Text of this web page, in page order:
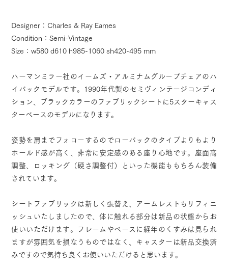
Designer：Charles & Ray Eames
Condition：Semi-Vintage
Size：w580 d610 h985-1060 sh420-495 mm
ハーマンミラー社のイームズ・アルミナムグループチェアのハ
イバックモデルです。1990年代製のセミヴィンテージコンディ
ション、ブラックカラーのファブリックシートに5スターキャス
ターベースのモデルになります。
姿勢を肩までフォローするのでローバックのタイプよりもより
ホールド感が高く、非常に安定感のある座り心地です。座面高
調整、ロッキング（硬さ調整付）といった機能ももちろん装備
されています。
シートファブリックは新しく張替え、アームレストもリフィニ
ッシュいたしましたので、体に触れる部分は新品の状態からお
使いいただけます。フレームやベースに経年のくすみは見られ
ますが雰囲気を損なうものではなく、キャスターは新品交換済
みですので気持ち良くお使いいただけると思います。